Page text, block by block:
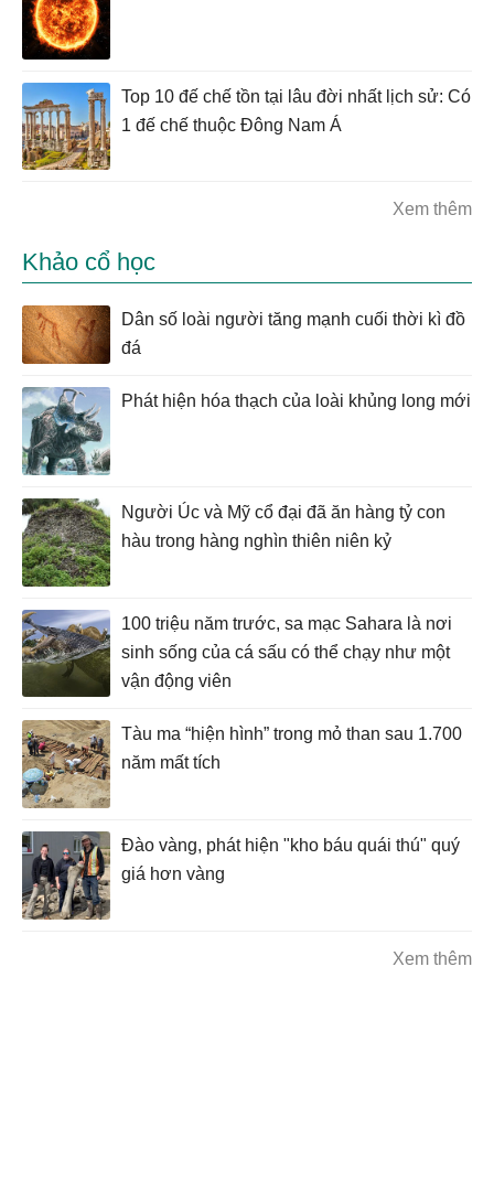
Top 10 đế chế tồn tại lâu đời nhất lịch sử: Có
1 đế chế thuộc Đông Nam Á
Xem thêm
Khảo cổ học
Dân số loài người tăng mạnh cuối thời kì đồ
đá
Phát hiện hóa thạch của loài khủng long mới
Người Úc và Mỹ cổ đại đã ăn hàng tỷ con
hàu trong hàng nghìn thiên niên kỷ
100 triệu năm trước, sa mạc Sahara là nơi
sinh sống của cá sấu có thể chạy như một
vận động viên
Tàu ma “hiện hình” trong mỏ than sau 1.700
năm mất tích
Đào vàng, phát hiện "kho báu quái thú" quý
giá hơn vàng
Xem thêm